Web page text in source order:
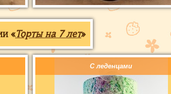
«Торты на 7 лет»
С леденцами